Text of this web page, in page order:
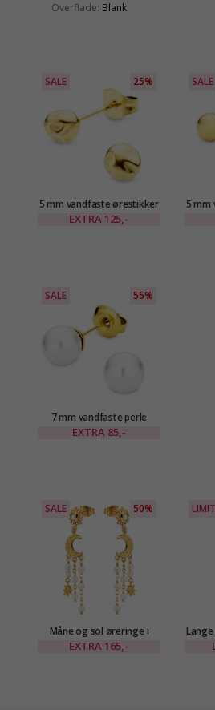
Overflade: Blank
SALE 25%
5 mm vandfaste ørestikker
i forgyldt stål - OCEANA
EXTRA 125,-
SALE
5 mm
i
SALE 55%
7 mm vandfaste perle
ørestikker i forgyldt stål -
EXTRA 85,-
SALE 50%
Måne og sol øreringe i
forgyldt messing - Eliné
EXTRA 165,-
i